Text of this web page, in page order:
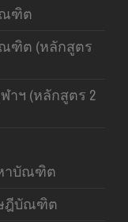
ณฑิต
ฑิต (หลักสูตร
าฯ (หลักสูตร 2
าบัณฑิต
ฎีบัณฑิต